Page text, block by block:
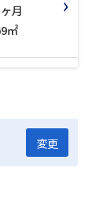
月
㎡
変更